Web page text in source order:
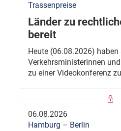
Trassenpreise
Länder zu
bereit
Heute (06.08.2026) haben
Verkehrsministerinnen
zu einer Videokonferenz
06.08.2026
Hamburg – Berlin